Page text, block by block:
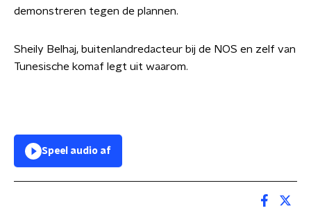
demonstreren tegen de plannen.
Sheily Belhaj, buitenlandredacteur bij de NOS en zelf van
Tunesische komaf legt uit waarom.
Speel audio af